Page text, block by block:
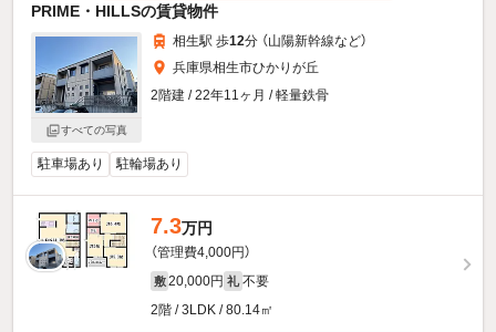
PRIME・HILLSの賃貸物件
すべての写真
相生駅 歩12分 （山陽新幹線など）
兵庫県相生市ひかりが丘
2階建 / 22年11ヶ月 / 軽量鉄骨
駐車場あり 駐輪場あり
7.3万円
（管理費4,000円）
敷 20,000円 礼 不要
2階 / 3LDK / 80.14㎡